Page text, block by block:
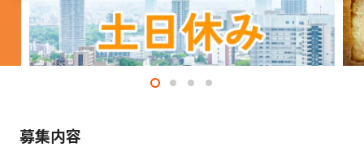
募集内容